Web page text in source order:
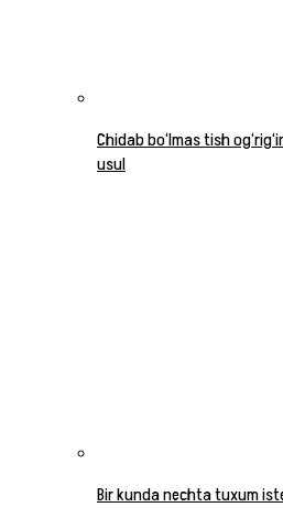
Chidab bo‘lmas tish
usul
Bir kunda nechta tuxum